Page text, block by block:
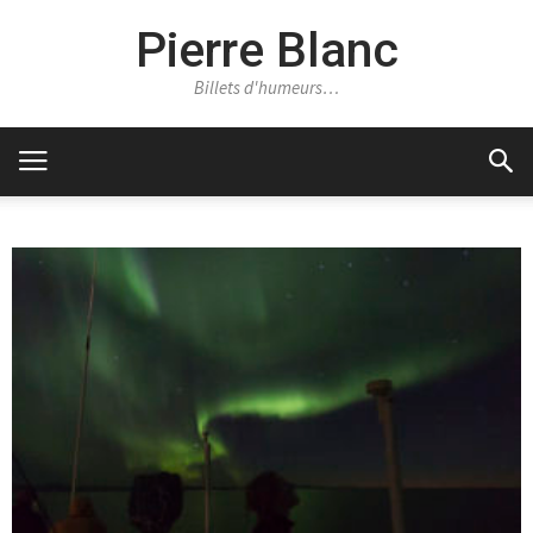
Pierre Blanc
Billets d'humeurs…